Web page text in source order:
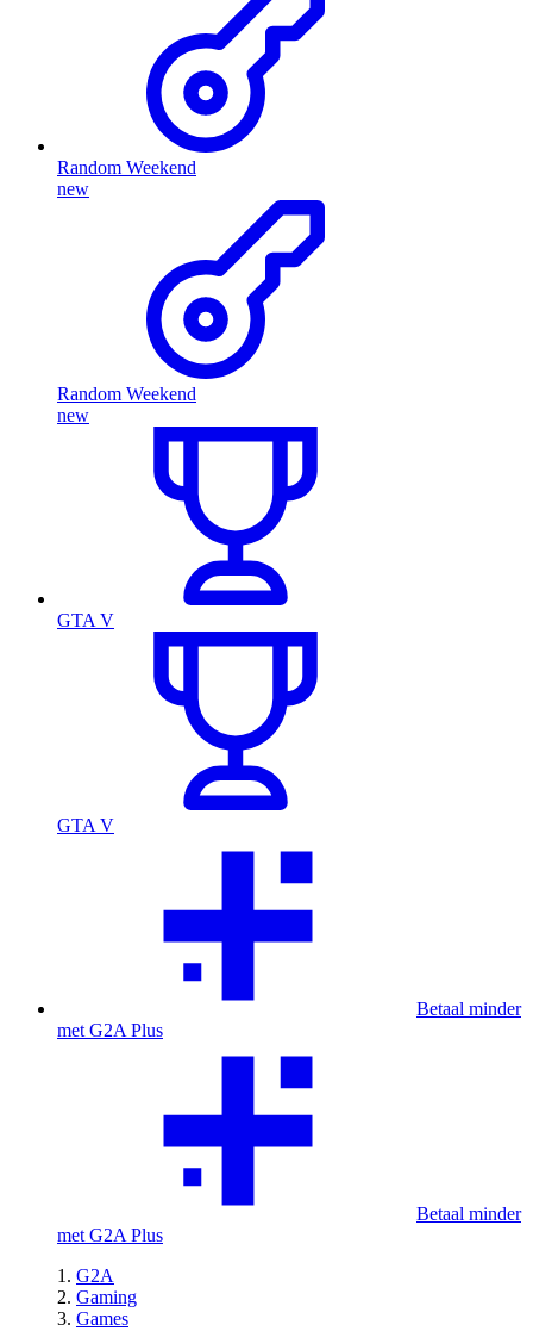
Random Weekend
new
Random Weekend
new
GTA V
GTA V
Betaal minder
met G2A Plus
Betaal minder
met G2A Plus
G2A
Gaming
Games